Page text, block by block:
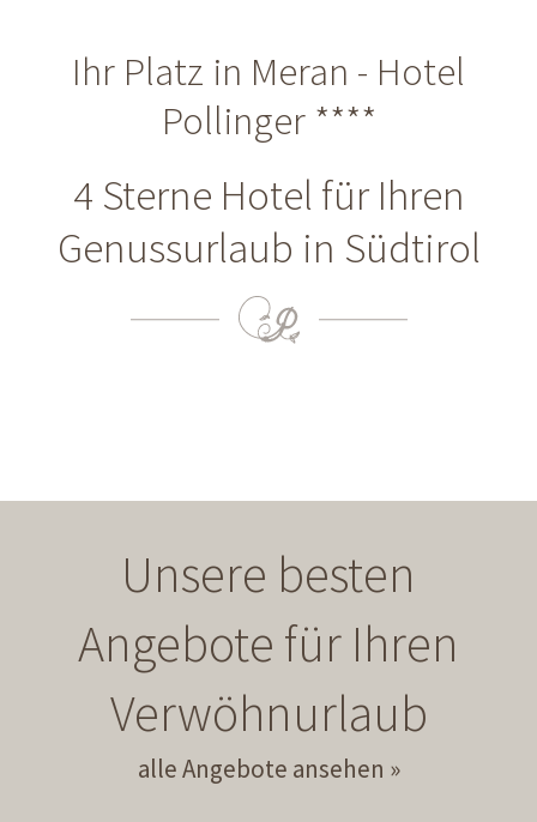
Ihr Platz in Meran - Hotel
Pollinger ****
4 Sterne Hotel für Ihren
Genussurlaub in Südtirol
Unsere besten
Angebote für Ihren
Verwöhnurlaub
alle Angebote ansehen